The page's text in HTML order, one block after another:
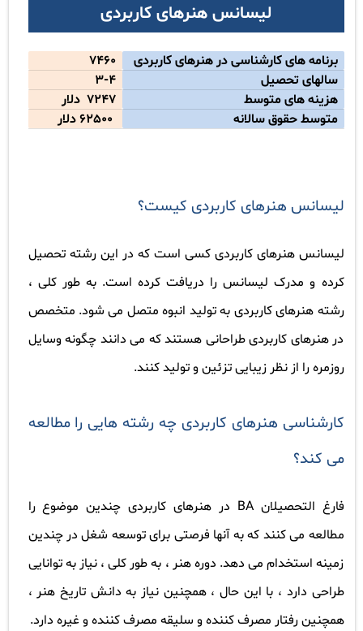
لیسانس هنرهای کاربردی
برنامه های کارشناسی در هنرهای کاربردی
7460
سالهایتحصیل
3-4
هزینه های متوسط
7247 دلار
متوسط ​​حقوق سالانه
62500دلار
لیسانس هنرهای کاربردی کیست؟
لیسانس هنرهای کاربردی کسی است که در این رشته تحصیل
کرده و مدرک لیسانس را دریافت کرده است. به طور کلی ،
رشته هنرهای کاربردی به تولید انبوه متصل می شود. متخصص
در هنرهای کاربردی طراحانی هستند که می دانند چگونه وسایل
روزمره را از نظر زیبایی تزئین و تولید کنند.
کارشناسی هنرهای کاربردی چه رشته هایی را مطالعه
می کند؟
فارغ التحصیلان BA
در هنرهای کاربردی چندین موضوع را
مطالعه می کنند که به آنها فرصتی برای توسعه شغل در چندین
زمینه استخدام می دهد. دوره هنر ، به طور کلی ، نیاز به توانایی
طراحی دارد ، با این حال ، همچنین نیاز به دانش تاریخ هنر ،
همچنین رفتار مصرف کننده و سلیقه مصرف کننده و غیره دارد.